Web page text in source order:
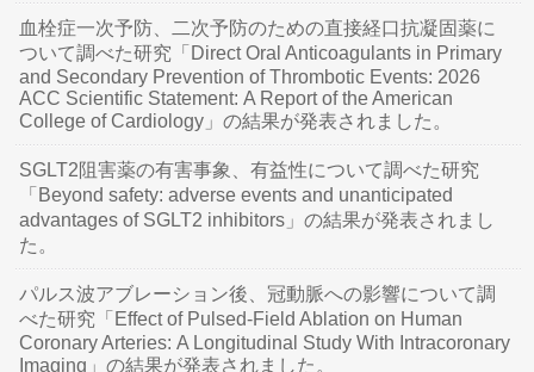
血栓症一次予防、二次予防のための直接経口抗凝固薬に
ついて調べた研究「Direct Oral Anticoagulants in Primary
and Secondary Prevention of Thrombotic Events: 2026
ACC Scientific Statement: A Report of the American
College of Cardiology」の結果が発表されました。
SGLT2阻害薬の有害事象、有益性について調べた研究
「Beyond safety: adverse events and unanticipated
advantages of SGLT2 inhibitors」の結果が発表されまし
た。
パルス波アブレーション後、冠動脈への影響について調
べた研究「Effect of Pulsed-Field Ablation on Human
Coronary Arteries: A Longitudinal Study With Intracoronary
Imaging」の結果が発表されました。